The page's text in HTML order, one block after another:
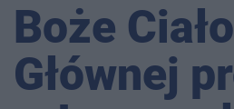
Boże
Głównej